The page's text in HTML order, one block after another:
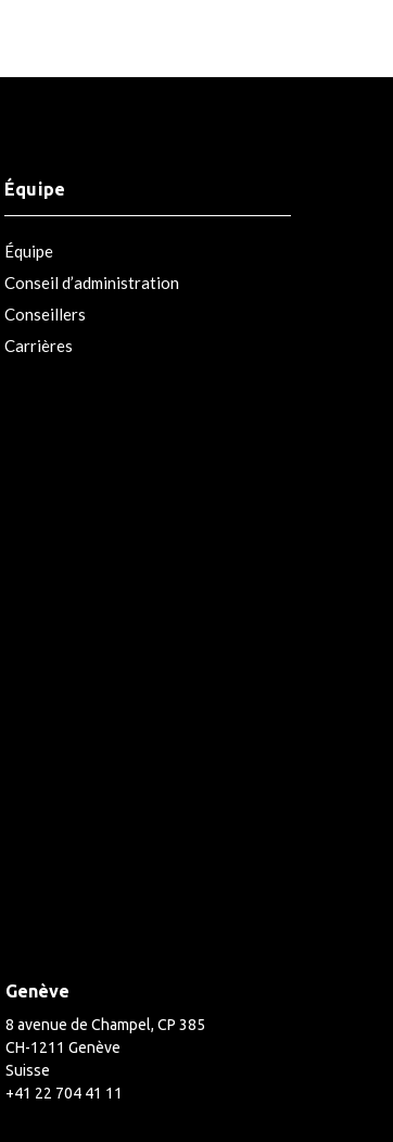
Équipe
Équipe
Conseil d’administration
Conseillers
Carrières
Genève
8 avenue de Champel, CP 385
CH-1211 Genève
Suisse
+41 22 704 41 11